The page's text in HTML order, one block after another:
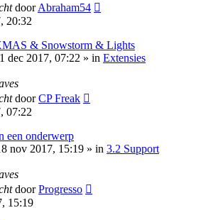
doorAbraham54
20:32
& Snowstorm & Lights
dec 2017, 07:22 » in Extensies
doorCP Freak
07:22
een onderwerp
nov 2017, 15:19 » in 3.2 Support
doorProgresso
15:19